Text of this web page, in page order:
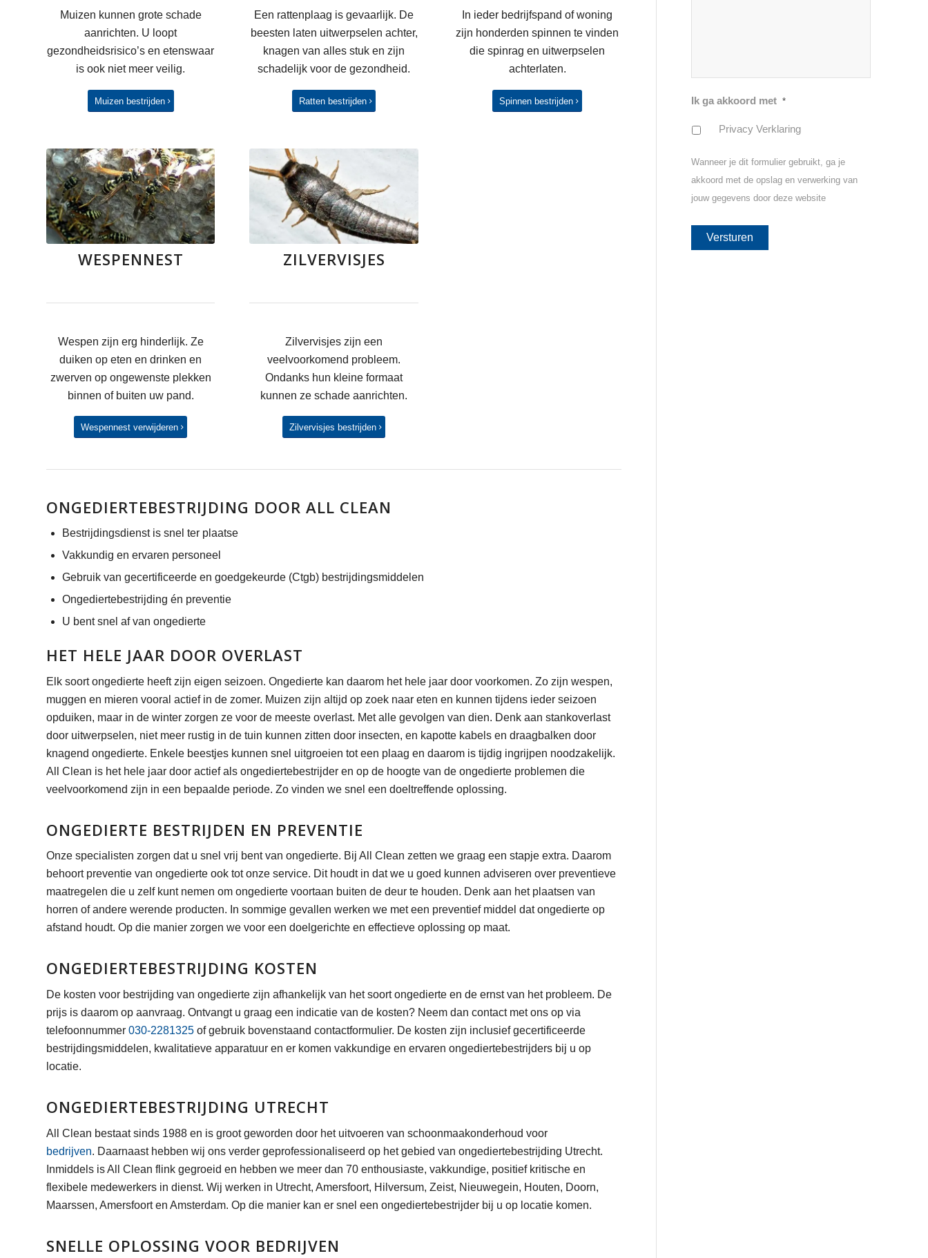
Muizen kunnen grote schade
aanrichten. U loopt
gezondheidsrisico’s en etenswaar
is ook niet meer veilig.
Muizen bestrijden
Een rattenplaag is gevaarlijk. De
beesten laten uitwerpselen achter,
knagen van alles stuk en zijn
schadelijk voor de gezondheid.
Ratten bestrijden
In ieder bedrijfspand of woning
zijn honderden spinnen te vinden
die spinrag en uitwerpselen
achterlaten.
Spinnen bestrijden
WESPENNEST
Wespen zijn erg hinderlijk. Ze
duiken op eten en drinken en
zwerven op ongewenste plekken
binnen of buiten uw pand.
Wespennest verwijderen
ZILVERVISJES
Zilvervisjes zijn een
veelvoorkomend probleem.
Ondanks hun kleine formaat
kunnen ze schade aanrichten.
Zilvervisjes bestrijden
ONGEDIERTEBESTRIJDING DOOR ALL CLEAN
Bestrijdingsdienst is snel ter plaatse
Vakkundig en ervaren personeel
Gebruik van gecertificeerde en goedgekeurde (Ctgb) bestrijdingsmiddelen
Ongediertebestrijding én preventie
U bent snel af van ongedierte
HET HELE JAAR DOOR OVERLAST
Elk soort ongedierte heeft zijn eigen seizoen. Ongedierte kan daarom het hele jaar door voorkomen. Zo zijn wespen,
muggen en mieren vooral actief in de zomer. Muizen zijn altijd op zoek naar eten en kunnen tijdens ieder seizoen
opduiken, maar in de winter zorgen ze voor de meeste overlast. Met alle gevolgen van dien. Denk aan stankoverlast
door uitwerpselen, niet meer rustig in de tuin kunnen zitten door insecten, en kapotte kabels en draagbalken door
knagend ongedierte. Enkele beestjes kunnen snel uitgroeien tot een plaag en daarom is tijdig ingrijpen noodzakelijk.
All Clean is het hele jaar door actief als ongediertebestrijder en op de hoogte van de ongedierte problemen die
veelvoorkomend zijn in een bepaalde periode. Zo vinden we snel een doeltreffende oplossing.
ONGEDIERTE BESTRIJDEN EN PREVENTIE
Onze specialisten zorgen dat u snel vrij bent van ongedierte. Bij All Clean zetten we graag een stapje extra. Daarom
behoort preventie van ongedierte ook tot onze service. Dit houdt in dat we u goed kunnen adviseren over preventieve
maatregelen die u zelf kunt nemen om ongedierte voortaan buiten de deur te houden. Denk aan het plaatsen van
horren of andere werende producten. In sommige gevallen werken we met een preventief middel dat ongedierte op
afstand houdt. Op die manier zorgen we voor een doelgerichte en effectieve oplossing op maat.
ONGEDIERTEBESTRIJDING KOSTEN
De kosten voor bestrijding van ongedierte zijn afhankelijk van het soort ongedierte en de ernst van het probleem. De
prijs is daarom op aanvraag. Ontvangt u graag een indicatie van de kosten? Neem dan contact met ons op via
telefoonnummer 030-2281325 of gebruik bovenstaand contactformulier. De kosten zijn inclusief gecertificeerde
bestrijdingsmiddelen, kwalitatieve apparatuur en er komen vakkundige en ervaren ongediertebestrijders bij u op
locatie.
ONGEDIERTEBESTRIJDING UTRECHT
All Clean bestaat sinds 1988 en is groot geworden door het uitvoeren van schoonmaakonderhoud voor
bedrijven. Daarnaast hebben wij ons verder geprofessionaliseerd op het gebied van ongediertebestrijding Utrecht.
Inmiddels is All Clean flink gegroeid en hebben we meer dan 70 enthousiaste, vakkundige, positief kritische en
flexibele medewerkers in dienst. Wij werken in Utrecht, Amersfoort, Hilversum, Zeist, Nieuwegein, Houten, Doorn,
Maarssen, Amersfoort en Amsterdam. Op die manier kan er snel een ongediertebestrijder bij u op locatie komen.
SNELLE OPLOSSING VOOR BEDRIJVEN
Ik ga akkoord met *
Privacy Verklaring
Wanneer je dit formulier gebruikt, ga je
akkoord met de opslag en verwerking van
jouw gegevens door deze website